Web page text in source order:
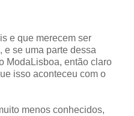
e que merecem ser
e se uma parte dessa
ModaLisboa, então claro
isso aconteceu com o
menos conhecidos,